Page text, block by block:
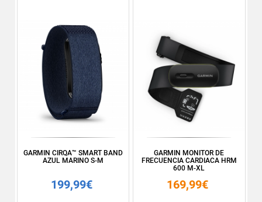
GARMIN CIRQA™ SMART BAND
AZUL MARINO S-M
199,99€
GARMIN MONITOR DE
FRECUENCIA CARDIACA HRM
600 M-XL
169,99€